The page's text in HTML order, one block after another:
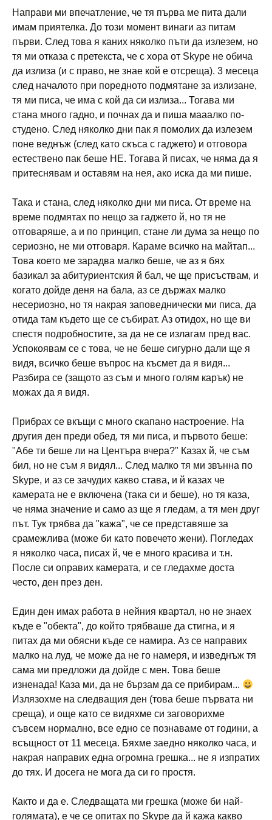
Направи ми впечатление, че тя първа ме пита дали
имам приятелка. До този момент винаги аз питам
първи. След това я каних няколко пъти да излезем, но
тя ми отказа с претекста, че с хора от Skype не обича
да излиза (и с право, не знае кой е отсреща). 3 месеца
след началото при поредното подмятане за излизане,
тя ми писа, че има с кой да си излиза... Тогава ми
стана много гадно, и почнах да и пиша мааалко по-
студено. След няколко дни пак я помолих да излезем
поне веднъж (след като скъса с гаджето) и отговора
естествено пак беше НЕ. Тогава й писах, че няма да я
притеснявам и оставям на нея, ако иска да ми пише.
Така и стана, след няколко дни ми писа. От време на
време подмятах по нещо за гаджето й, но тя не
отговаряше, а и по принцип, стане ли дума за нещо по
сериозно, не ми отговаря. Караме всичко на майтап...
Това което ме зарадва малко беше, че аз я бях
базикал за абитуриентския й бал, че ще присъствам, и
когато дойде деня на бала, аз се държах малко
несериозно, но тя накрая заповеднически ми писа, да
отида там където ще се събират. Аз отидох, но ще ви
спестя подробностите, за да не се излагам пред вас.
Успокоявам се с това, че не беше сигурно дали ще я
видя, всичко беше въпрос на късмет да я видя...
Разбира се (защото аз съм и много голям карък) не
можах да я видя.
Прибрах се вкъщи с много скапано настроение. На
другия ден преди обед, тя ми писа, и първото беше:
"Абе ти беше ли на Центъра вчера?" Казах й, че съм
бил, но не съм я видял... След малко тя ми звънна по
Skype, и аз се зачудих какво става, и й казах че
камерата не е включена (така си и беше), но тя каза,
че няма значение и само аз ще я гледам, а тя мен друг
път. Тук трябва да "кажа", че се представяше за
срамежлива (може би като повечето жени). Погледах
я няколко часа, писах й, че е много красива и т.н.
После си оправих камерата, и се гледахме доста
често, ден през ден.
Един ден имах работа в нейния квартал, но не знаех
къде е "обекта", до който трябваше да стигна, и я
питах да ми обясни къде се намира. Аз се направих
малко на луд, че може да не го намеря, и изведнъж тя
сама ми предложи да дойде с мен. Това беше
изненада! Каза ми, да не бързам да се прибирам...
Излязохме на следващия ден (това беше първата ни
среща), и още като се видяхме си заговорихме
съвсем нормално, все едно се познаваме от години, а
всъщност от 11 месеца. Бяхме заедно няколко часа, и
накрая направих една огромна грешка... не я изпратих
до тях. И досега не мога да си го простя.
Както и да е. Следващата ми грешка (може би най-
голямата), е че се опитах по Skype да й кажа какво